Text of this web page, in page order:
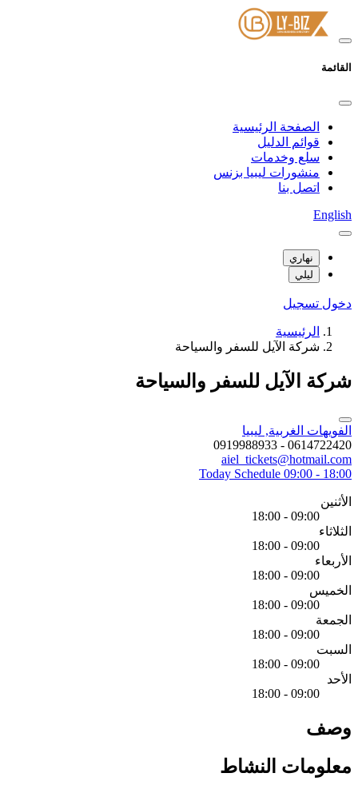
القائمة
الصفحة الرئيسية
قوائم الدليل
سلع وخدمات
منشورات ليبيا بزنس
اتصل بنا
English
نهاري
ليلي
دخول تسجيل
الرئيسية
شركة الآيل للسفر والسياحة
شركة الآيل للسفر والسياحة
الفويهات الغربية, ليبيا
0614722420 - 0919988933
aiel_tickets@hotmail.com
Today Schedule 09:00 - 18:00
الأثنين
09:00 - 18:00
الثلاثاء
09:00 - 18:00
الأربعاء
09:00 - 18:00
الخميس
09:00 - 18:00
الجمعة
09:00 - 18:00
السبت
09:00 - 18:00
الأحد
09:00 - 18:00
وصف
معلومات النشاط